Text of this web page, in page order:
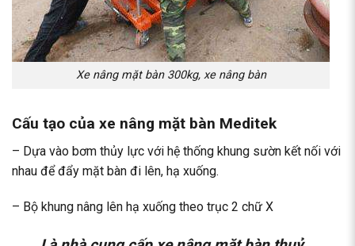
Xe nâng mặt bàn 300kg, xe nâng bàn
Cấu tạo của xe nâng mặt bàn Meditek
– Dựa vào bơm thủy lực với hệ thống khung sườn kết nối với
nhau để đẩy mặt bàn đi lên, hạ xuống.
– Bộ khung nâng lên hạ xuống theo trục 2 chữ X